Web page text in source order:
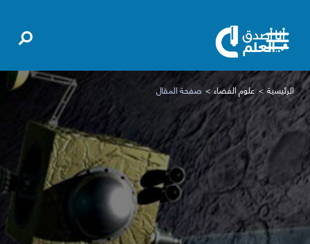
الرئيسية علوم الفضاء صفحة المقال